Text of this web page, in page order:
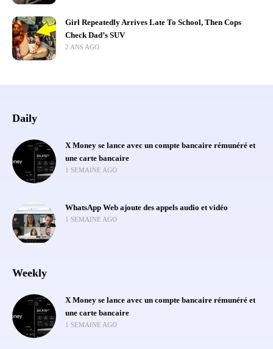
Girl Repeatedly Arrives Late To School, Then Cops
Check Dad’s SUV
2 ANS AGO
Daily
X Money se lance avec un compte bancaire rémunéré et
une carte bancaire
1 SEMAINE AGO
WhatsApp Web ajoute des appels audio et vidéo
1 SEMAINE AGO
Weekly
X Money se lance avec un compte bancaire rémunéré et
une carte bancaire
1 SEMAINE AGO